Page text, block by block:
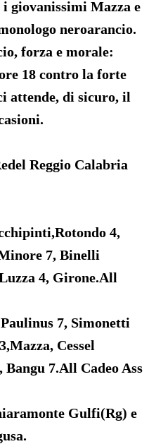
i giovanissimi Mazza e
neroarancio.
forza e morale:
18 contro la forte
attende, di sicuro, il
Reggio Calabria
4,
7, Binelli
4, Girone.All
7, Simonetti
Cessel
7.All Cadeo Ass
Gulfi(Rg) e